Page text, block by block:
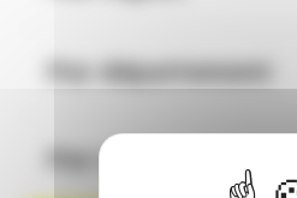
Par département
Par ville